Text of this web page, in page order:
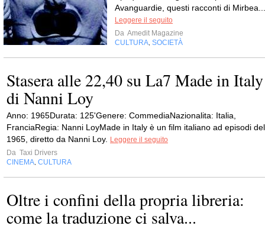
Avanguardie, questi racconti di Mirbea...
Leggere il seguito
Da Amedit Magazine
CULTURA SOCIETÀ
Stasera alle 22,40 su La7 Made in Italy
di Nanni Loy
Anno: 1965Durata: 125'Genere: CommediaNazionalita: Italia,
FranciaRegia: Nanni LoyMade in Italy è un film italiano ad episodi del
1965, diretto da Nanni Loy.
Leggere il seguito
Da Taxi Drivers
CINEMA CULTURA
Oltre i confini della propria libreria:
come la traduzione ci salva...